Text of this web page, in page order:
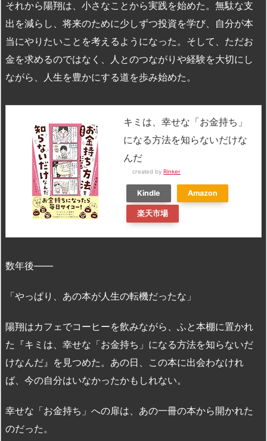
それから陽翔は、小さなことから実践を始めた。無駄な支
出を減らし、将来のために少しずつ投資を学び、自分が本
当にやりたいことを考えるようになった。そして、ただお
金を求めるのではなく、人とのつながりや経験を大切にし
ながら、人生を豊かにする道を歩み始めた。
キミは、幸せな「お金持ち」
になる方法を知らないだけな
んだ
created by Rinker
Kindle Amazon
楽天市場
数年後——
「やっぱり、あの本が人生の転機だったな」
陽翔はカフェでコーヒーを飲みながら、ふと本棚に置かれ
た『キミは、幸せな「お金持ち」になる方法を知らないだ
けなんだ』を見つめた。あの日、この本に出会わなけれ
ば、今の自分はいなかったかもしれない。
幸せな「お金持ち」への扉は、あの一冊の本から開かれた
のだった。